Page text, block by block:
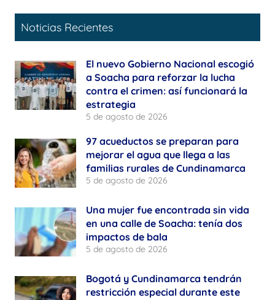
Noticias Recientes
El nuevo Gobierno Nacional escogió
a Soacha para reforzar la lucha
contra el crimen: así funcionará la
estrategia
5 de agosto de 2026
97 acueductos se preparan para
mejorar el agua que llega a las
familias rurales de Cundinamarca
5 de agosto de 2026
Una mujer fue encontrada sin vida
en una calle de Soacha: tenía dos
impactos de bala
5 de agosto de 2026
Bogotá y Cundinamarca tendrán
restricción especial durante este